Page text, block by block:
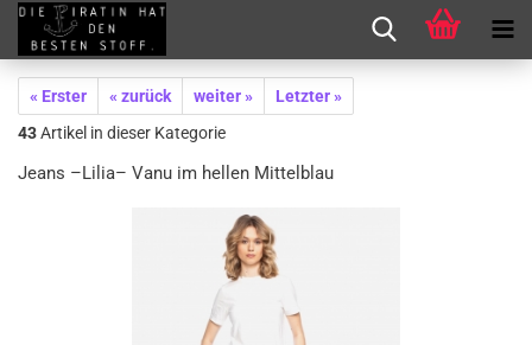
« Erster « zurück weiter »
Letzter »
43Artikel in dieser Kategorie
Jeans –Lilia– Vanu im hellen Mittelblau